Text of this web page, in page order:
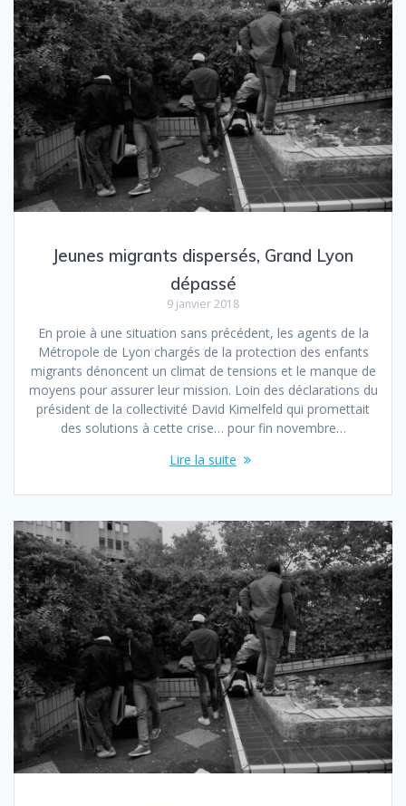
Jeunes migrants dispersés, Grand Lyon
dépassé
9 janvier 2018
En proie à une situation sans précédent, les agents de la
Métropole de Lyon chargés de la protection des enfants
migrants dénoncent un climat de tensions et le manque de
moyens pour assurer leur mission. Loin des déclarations du
président de la collectivité David Kimelfeld qui promettait
des solutions à cette crise… pour fin novembre…
Lire la suite